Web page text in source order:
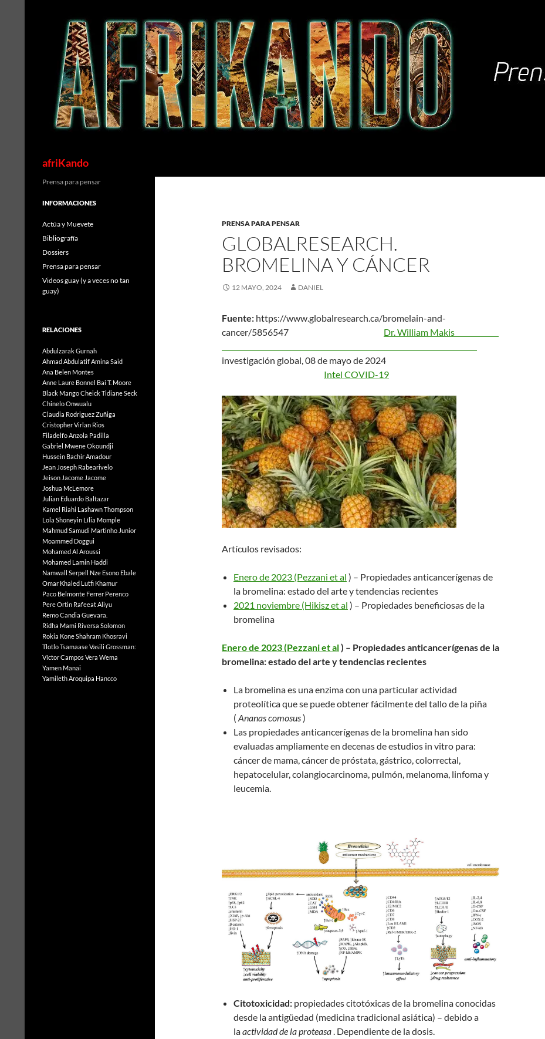
afriKando
PRENSA PARA PENSAR
GLOBALRESEARCH.
BROMELINA Y CÁNCER
12 MAYO, 2024 DANIEL
Fuente: https://www.globalresearch.ca/bromelain-and-
cancer/5856547 Dr. William Makis
investigación global, 08 de mayo de 2024
Intel COVID-19
Artículos revisados:
Enero de 2023 (Pezzani et al ) – Propiedades anticancerígenas de
la bromelina: estado del arte y tendencias recientes
2021 noviembre (Hikisz et al ) – Propiedades beneficiosas de la
bromelina
Enero de 2023 (Pezzani et al) – Propiedades anticancerígenas de la
bromelina: estado del arte y tendencias recientes
La bromelina es una enzima con una particular actividad
proteolítica que se puede obtener fácilmente del tallo de la piña
( Ananas comosus)
Las propiedades anticancerígenas de la bromelina han sido
evaluadas ampliamente en decenas de estudios in vitro para:
cáncer de mama, cáncer de próstata, gástrico, colorrectal,
hepatocelular, colangiocarcinoma, pulmón, melanoma, linfoma y
leucemia.
Citotoxicidad: propiedades citotóxicas de la bromelina conocidas
desde la antigüedad (medicina tradicional asiática) – debido a
laactividad de la proteasa. Dependiente de la dosis.
Prensa para pensar
INFORMACIONES
Actúa y Muevete
Bibliografía
Dossiers
Prensa para pensar
Videos guay (y a veces no tan
guay)
RELACIONES
Abdulzarak Gurnah
Ahmad AbdulatifAmina Said
Ana Belen Montes
Anne Laure Bonnel Bai T. Moore
Black MangoCheick Tidiane Seck
Chinelo Onwualu
Claudia Rodriguez Zuñiga
Cristopher Virlan Rios
Filadelfo Anzola Padilla
Gabriel Mwene Okoundji
Hussein Bachir Amadour
Jean Joseph Rabearivelo
Jeison Jacome Jacome
Joshua McLemore
Julian Eduardo Baltazar
Kamel Riahi Lashawn Thompson
Lola Shoneyin Lília Momple
Mahmud Samudi Martinho Junior
Moammed Doggui
Mohamed Al Aroussi
Mohamed Lamin Haddi
Namwall Serpell Nze Esono Ebale
Omar Khaled Lutfi Khamur
Paco Belmonte Ferrer Perenco
Pere Ortin Rafeeat Aliyu
Remo Candia Guevara.
Ridha Mami Riversa Solomon
Rokia KoneShahram Khosravi
Tlotlo TsamaaseVasili Grossman:
Víctor Campos Vera Wema
Yamen Manai
Yamileth Aroquipa Hancco